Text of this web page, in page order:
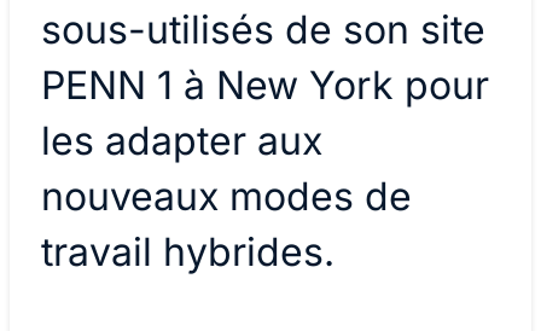
sous-utilisés de son site
PENN 1 à New York pour
les adapter aux
nouveaux modes de
travail hybrides.